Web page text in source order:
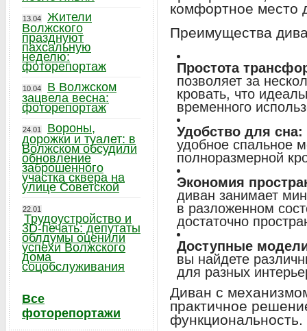
комфортное место
Преимущества
Простота
позволяет за
кровать, что
временного
Удобство для сна:
удобное спальное
полноразмерной
Экономия
диван занимает
в разложенном
достаточно
Доступные
вы найдете
для разных
Диван с
практичное
функциональность.
13.04
Жители
Волжского
празднуют
пахсальную
неделю:
фоторепортаж
10.04
В Волжском
зацвела весна:
фоторепортаж
24.01
Вороны,
дорожки и туалет: в
Волжском обсудили
обновление
заброшенного
участка сквера на
улице Советской
22.01
Трудоустройство и
3D-печать: депутаты
облдумы оценили
успехи Волжского
дома
соцобслуживания
Все
фоторепортажи